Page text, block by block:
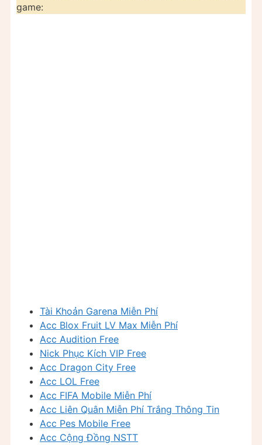
game:
Tài Khoản Garena Miễn Phí
Acc Blox Fruit LV Max Miễn Phí
Acc Audition Free
Nick Phục Kích VIP Free
Acc Dragon City Free
Acc LOL Free
Acc FIFA Mobile Miễn Phí
Acc Liên Quân Miễn Phí Trắng Thông Tin
Acc Pes Mobile Free
Acc Cộng Đồng NSTT